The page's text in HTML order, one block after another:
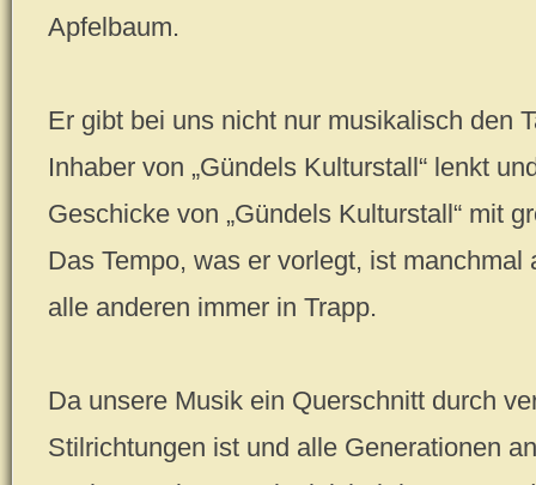
Apfelbaum.
Er gibt bei uns nicht nur musikalisch den
Inhaber von „Gündels Kulturstall“ lenkt
Geschicke von „Gündels Kulturstall“ mit
Das Tempo, was er vorlegt, ist
alle anderen immer in Trapp.
Da unsere Musik ein Querschnitt durch
Stilrichtungen ist und alle Generationen